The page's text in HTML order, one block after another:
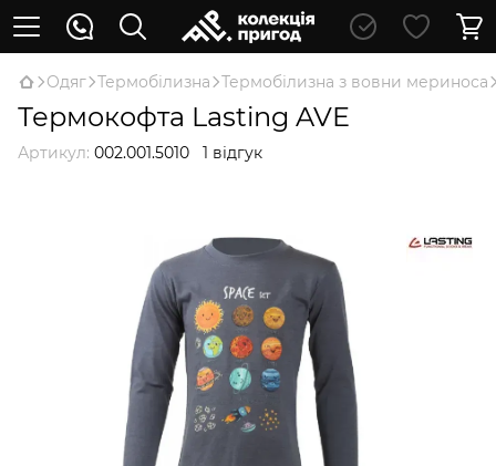
Oдяг Термобілизна Термобілизна з вовни мериноса
Термокофта Lasting AVE
Артикул: 002.001.5010 1 відгук